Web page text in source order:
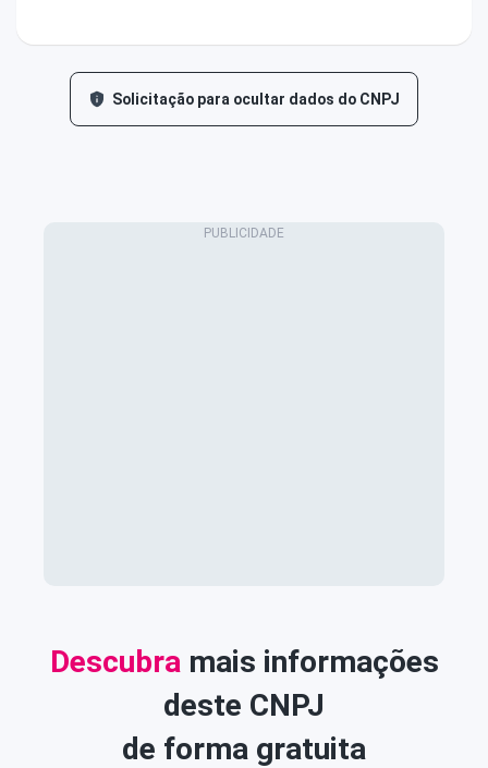
Solicitação para ocultar dados do CNPJ
Descubra mais informações
deste CNPJ
de forma gratuita